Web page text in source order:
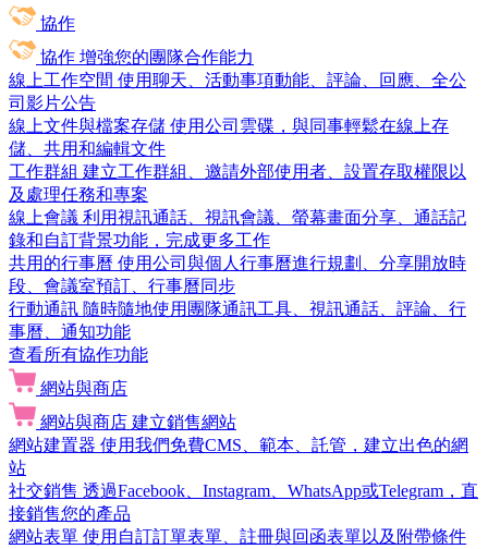
協作
協作 增強您的團隊合作能力
線上工作空間 使用聊天、活動事項動能、評論、回應、全公
司影片公告
線上文件與檔案存儲 使用公司雲碟，與同事輕鬆在線上存
儲、共用和編輯文件
工作群組 建立工作群組、邀請外部使用者、設置存取權限以
及處理任務和專案
線上會議 利用視訊通話、視訊會議、螢幕畫面分享、通話記
錄和自訂背景功能，完成更多工作
共用的行事曆 使用公司與個人行事曆進行規劃、分享開放時
段、會議室預訂、行事曆同步
行動通訊 隨時隨地使用團隊通訊工具、視訊通話、評論、行
事曆、通知功能
查看所有協作功能
網站與商店
網站與商店 建立銷售網站
網站建置器 使用我們免費CMS、範本、託管，建立出色的網
站
社交銷售 透過Facebook、Instagram、WhatsApp或Telegram，直
接銷售您的產品
網站表單 使用自訂訂單表單、註冊與回函表單以及附帶條件